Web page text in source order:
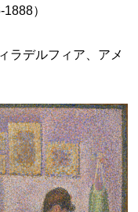
）
ラデルフィア、アメ